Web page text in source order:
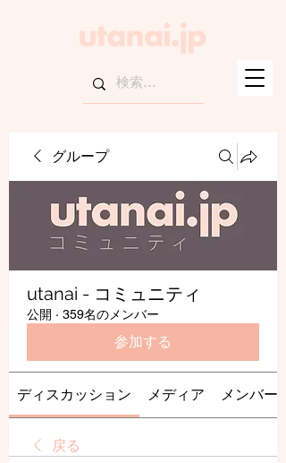
グループ
utanai - コミュニティ
公開 · 359名のメンバー
参加する
ディスカッション メディア メンバー
戻る